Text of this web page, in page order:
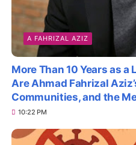
A FAHRIZAL AZIZ
More Than 10 Years as
Are Ahmad Fahrizal
Communities, and the
10:22 PM